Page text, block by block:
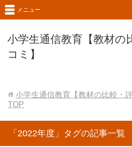
小学生通信教育【教材の
コミ】
メニュー
小学生通信教育【教材の比較・
TOP
「2022年度」タグの記事一覧